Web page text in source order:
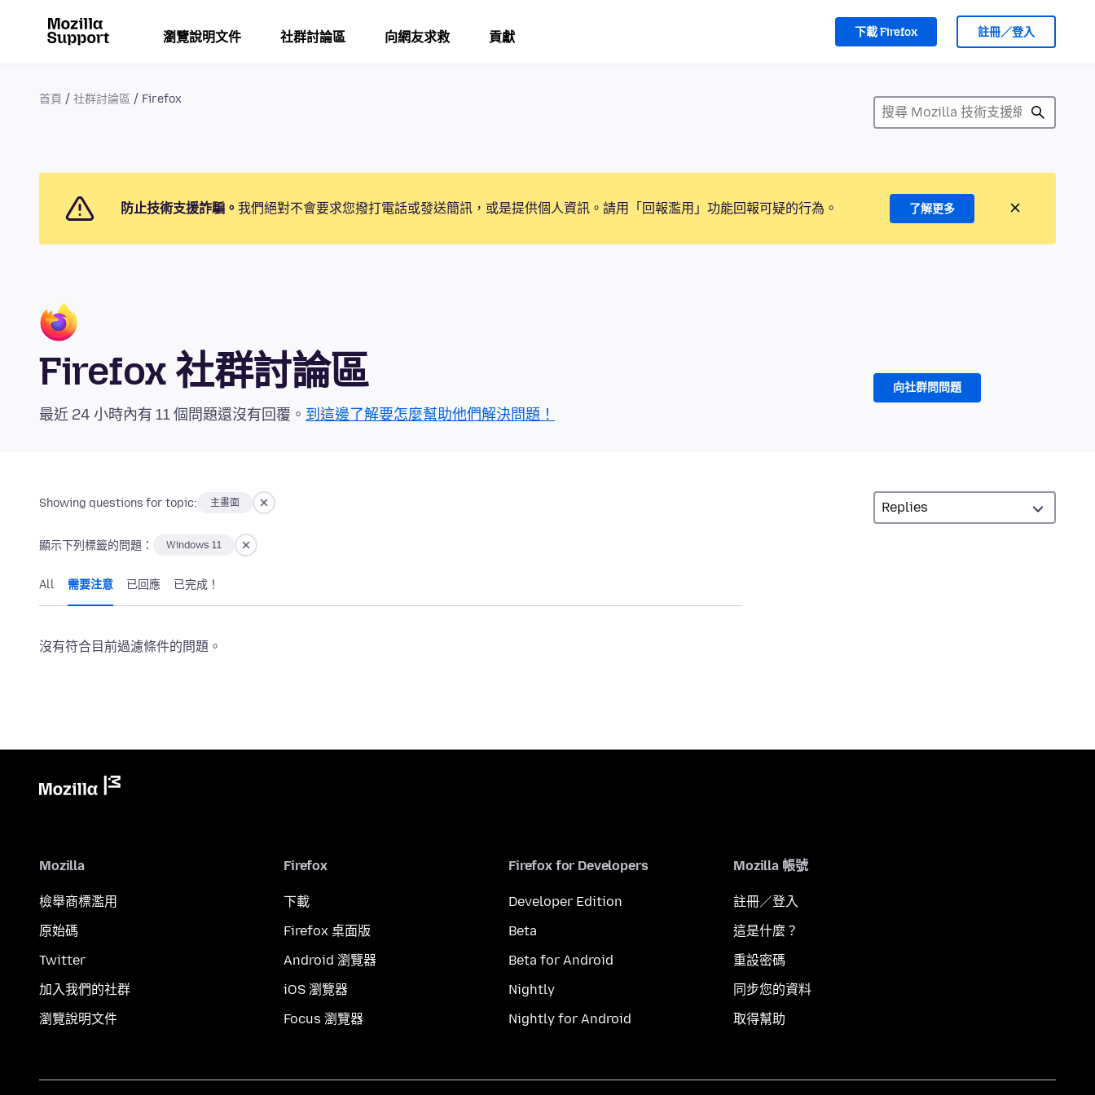
瀏覽說明文件 社群討論區 向網友求救 貢獻 下載 Firefox 註冊／登入
首頁 社群討論區 Firefox
防止技術支援詐騙。 我們絕對不會要求您撥打電話或發送簡訊，或是提供個人資訊。請用「回報濫用」功能回報可疑的行為。 了解更多
Firefox 社群討論區
最近 24 小時內有 11 個問題還沒有回覆。 到這邊了解要怎麼幫助他們解決問題！
向社群問問題
Showing questions for topic: 主畫面
顯示下列標籤的問題： Windows 11
All 需要注意 已回應 已完成！
沒有符合目前過濾條件的問題。
Mozilla
檢舉商標濫用
原始碼
Twitter
加入我們的社群
瀏覽說明文件
Firefox
下載
Firefox 桌面版
Android 瀏覽器
iOS 瀏覽器
Focus 瀏覽器
Firefox for Developers
Developer Edition
Beta
Beta for Android
Nightly
Nightly for Android
Mozilla 帳號
註冊／登入
這是什麼？
重設密碼
同步您的資料
取得幫助